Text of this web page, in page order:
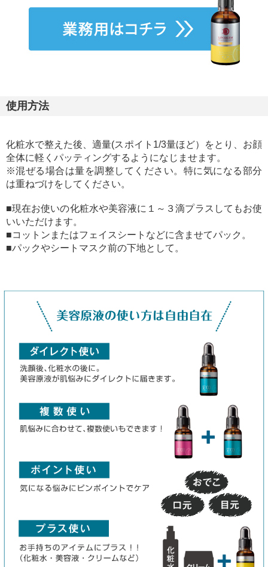
使用方法
化粧水で整えた後、適量(スポイト1/3量ほど）をとり、お顔
全体に軽くパッティングするようになじませます。
※混ぜる場合は量を調整してください。特に気になる部分
は重ねづけをしてください。
■現在お使いの化粧水や美容液に１～３滴プラスしてもお使
いいただけます。
■コットンまたはフェイスシートなどに含ませてパック。
■パックやシートマスク前の下地として。